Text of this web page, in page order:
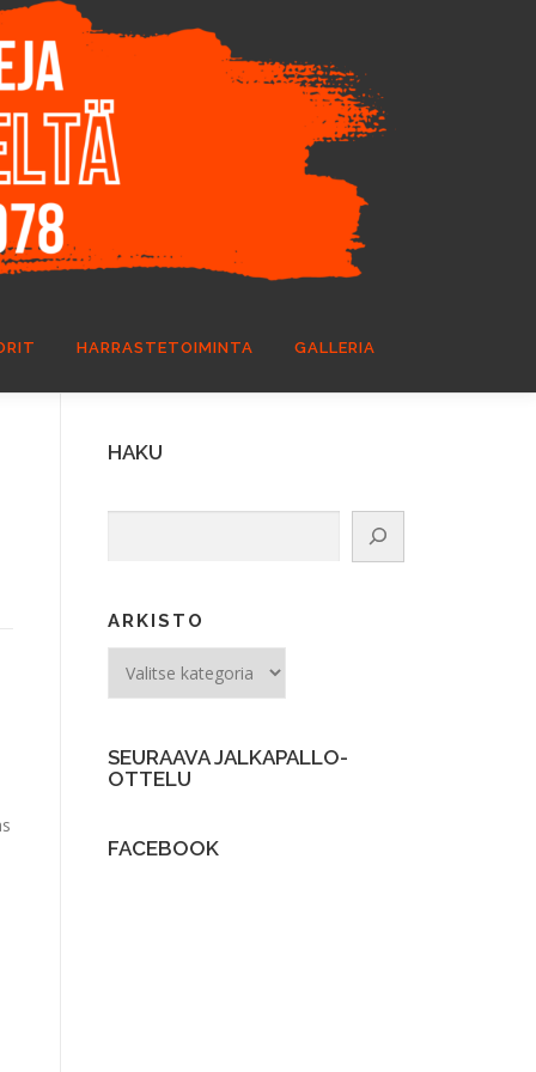
HARRASTETOIMINTA GALLERIA
HAKU
ARKISTO
SEURAAVA JALKAPALLO-
OTTELU
FACEBOOK